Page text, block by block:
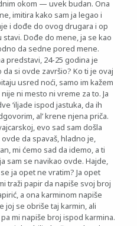
okom — uvek budan. Ona
imitira kako sam ja legao i
i dođe do ovog drugara i op
Dođe do mene, ja se kao
da sedne pored mene.
predstavi, 24-25 godina je
da si ovde završio? Ko ti je ovaj
usred noći, samo im kažem
ni mesto ni vreme za to. Ja
‘iljade ispod jastuka, da ih
al’ krene njena priča.
evo sad sam došla
da spavaš, hladno je,
mi ćemo sad da idemo, a ti
sam se navikao ovde. Hajde,
ja opet ne vratim? Ja opet
traži papir da napiše svoj broj
a ona karminom napiše
joj se obriše taj karmin, ali
mi napiše broj ispod karmina.